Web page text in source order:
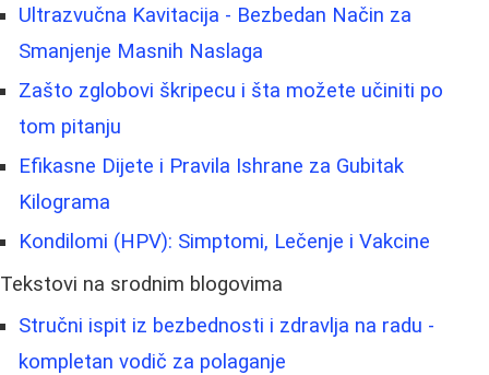
Ultrazvučna Kavitacija - Bezbedan Način za
Smanjenje Masnih Naslaga
Zašto zglobovi škripecu i šta možete učiniti po
tom pitanju
Efikasne Dijete i Pravila Ishrane za Gubitak
Kilograma
Kondilomi (HPV): Simptomi, Lečenje i Vakcine
Tekstovi na srodnim blogovima
Stručni ispit iz bezbednosti i zdravlja na radu -
kompletan vodič za polaganje